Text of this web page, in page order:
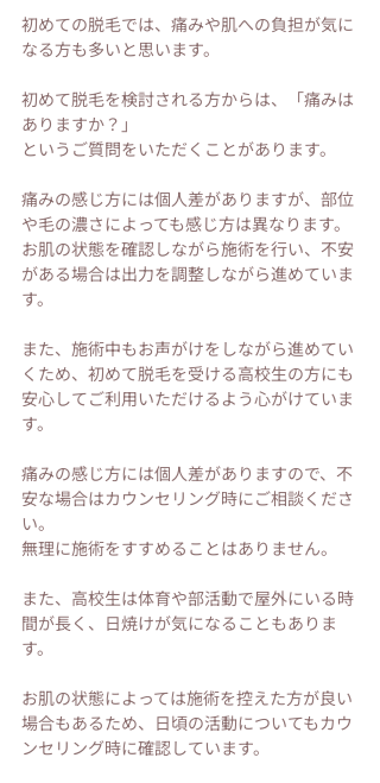
初めての脱毛では、痛みや肌への負担が気に
なる方も多いと思います。
初めて脱毛を検討される方からは、「痛みは
ありますか？」
というご質問をいただくことがあります。
痛みの感じ方には個人差がありますが、部位
や毛の濃さによっても感じ方は異なります。
お肌の状態を確認しながら施術を行い、不安
がある場合は出力を調整しながら進めていま
す。
また、施術中もお声がけをしながら進めてい
くため、初めて脱毛を受ける高校生の方にも
安心してご利用いただけるよう心がけていま
す。
痛みの感じ方には個人差がありますので、不
安な場合はカウンセリング時にご相談くださ
い。
無理に施術をすすめることはありません。
また、高校生は体育や部活動で屋外にいる時
間が長く、日焼けが気になることもありま
す。
お肌の状態によっては施術を控えた方が良い
場合もあるため、日頃の活動についてもカウ
ンセリング時に確認しています。